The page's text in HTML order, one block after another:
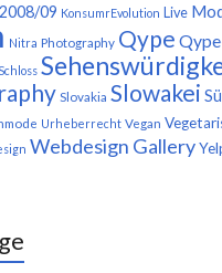
09 KonsumrEvolution Live
Nitra Photography Qype
Schloss
Slovakia Slowakei
Urheberrecht Vegan
Webdesign Gallery